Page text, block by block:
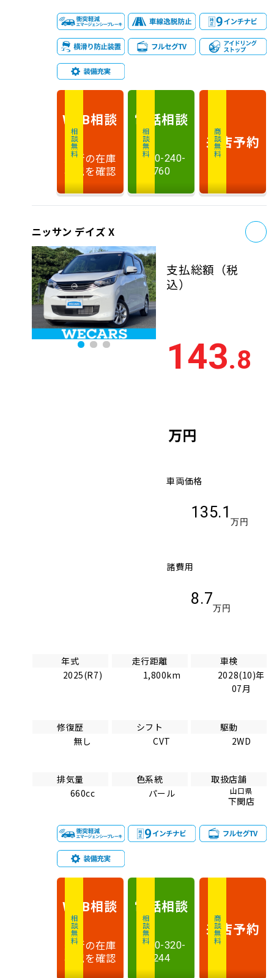
相談無料
WEB相談
最新の在庫
状況を確認
相談無料
電話相談
0120-240-
760
商談無料
来店予約
ニッサン デイズ X
支払総額 （税
込）
143.8
万円
車両価格
135.1
万円
諸費用
8.7
万円
年式
2025(R7)
走行距離
1,800km
車検
2028(10)年
07月
修復歴
無し
シフト
CVT
駆動
2WD
排気量
660cc
色系統
パール
取扱店舗
山口県
下関店
相談無料
WEB相談
最新の在庫
状況を確認
相談無料
電話相談
0120-320-
244
商談無料
来店予約